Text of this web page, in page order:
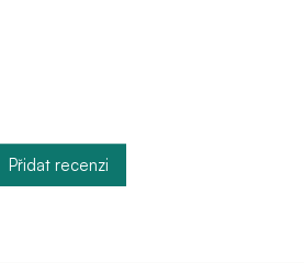
Přidat recenzi